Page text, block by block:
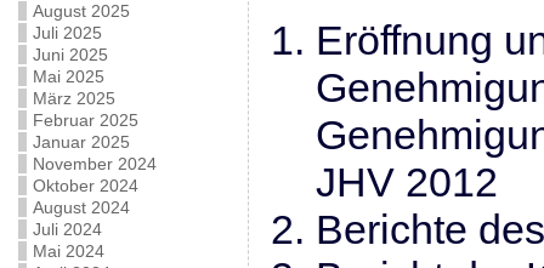
August 2025
Juli 2025
Juni 2025
Mai 2025
März 2025
Februar 2025
Januar 2025
November 2024
Oktober 2024
August 2024
Juli 2024
Mai 2024
Eröffnung
JHV 2012
Berichte